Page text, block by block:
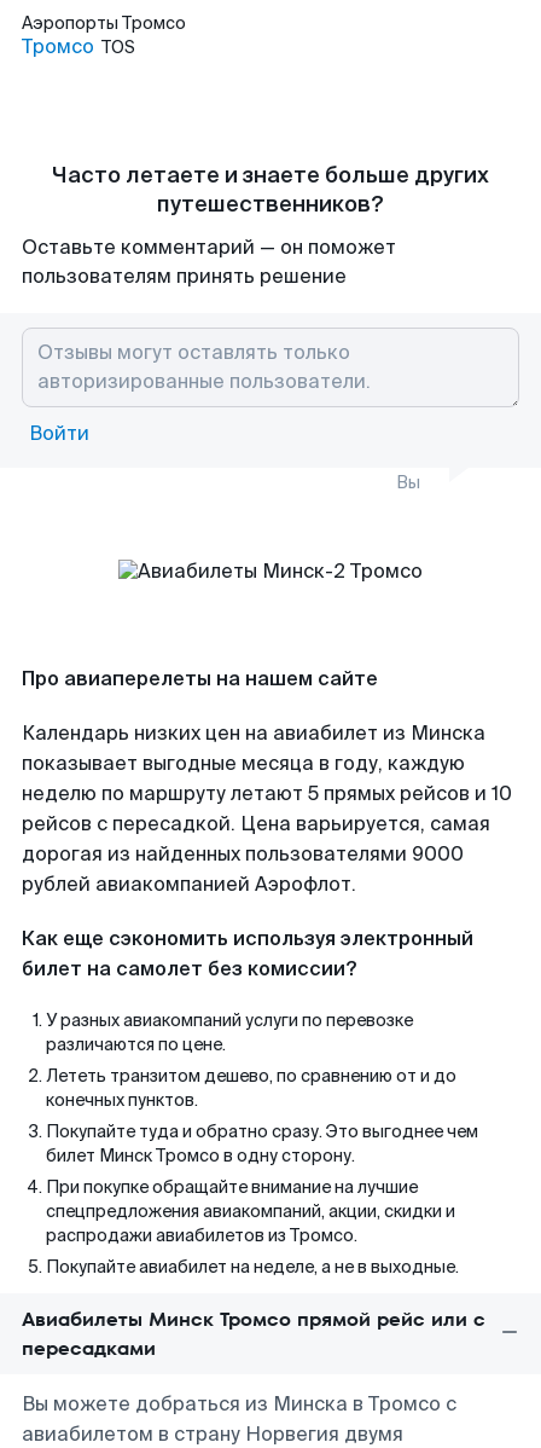
Аэропорты Тромсо
Тромсо TOS
Часто летаете и знаете больше других
путешественников?
Оставьте комментарий — он поможет
пользователям принять решение
Войти
Вы
Про авиаперелеты на нашем сайте
Календарь низких цен на авиабилет из Минска
показывает выгодные месяца в году, каждую
неделю по маршруту летают 5 прямых рейсов и 10
рейсов с пересадкой. Цена варьируется, самая
дорогая из найденных пользователями 9000
рублей авиакомпанией Аэрофлот.
Как еще сэкономить используя электронный
билет на самолет без комиссии?
У разных авиакомпаний услуги по перевозке
различаются по цене.
Лететь транзитом дешево, по сравнению от и до
конечных пунктов.
Покупайте туда и обратно сразу. Это выгоднее чем
билет Минск Тромсо в одну сторону.
При покупке обращайте внимание на лучшие
спецпредложения авиакомпаний, акции, скидки и
распродажи авиабилетов из Тромсо.
Покупайте авиабилет на неделе, а не в выходные.
Авиабилеты Минск Тромсо прямой рейс или с
пересадками
Вы можете добраться из Минска в Тромсо с
авиабилетом в страну Норвегия двумя